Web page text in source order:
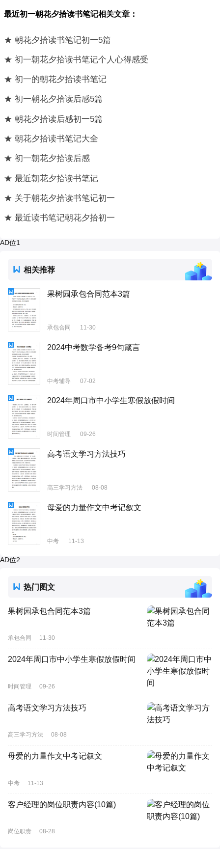
最近初一朝花夕拾读书笔记相关文章：
★ 朝花夕拾读书笔记初一5篇
★ 初一朝花夕拾读书笔记个人心得感受
★ 初一的朝花夕拾读书笔记
★ 初一朝花夕拾读后感5篇
★ 朝花夕拾读后感初一5篇
★ 朝花夕拾读书笔记大全
★ 初一朝花夕拾读后感
★ 最近朝花夕拾读书笔记
★ 关于朝花夕拾读书笔记初一
★ 最近读书笔记朝花夕拾初一
AD位1
相关推荐
果树园承包合同范本3篇
承包合同 11-30
2024中考数学备考9句箴言
中考辅导 07-02
2024年周口市中小学生寒假放假时间
时间管理 09-26
高考语文学习方法技巧
高三学习方法 08-08
母爱的力量作文中考记叙文
中考 11-13
AD位2
热门图文
果树园承包合同范本3篇
承包合同 11-30
2024年周口市中小学生寒假放假时间
时间管理 09-26
高考语文学习方法技巧
高三学习方法 08-08
母爱的力量作文中考记叙文
中考 11-13
客户经理的岗位职责内容(10篇)
岗位职责 08-28